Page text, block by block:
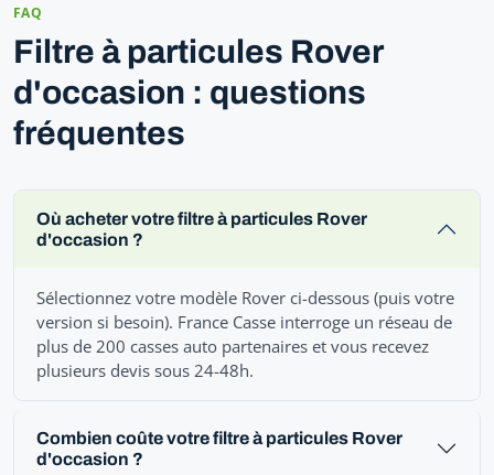
FAQ
Filtre à particules Rover
d'occasion : questions
fréquentes
Où acheter votre filtre à particules Rover
d'occasion ?
Sélectionnez votre modèle Rover ci-dessous (puis votre
version si besoin). France Casse interroge un réseau de
plus de 200 casses auto partenaires et vous recevez
plusieurs devis sous 24-48h.
Combien coûte votre filtre à particules Rover
d'occasion ?